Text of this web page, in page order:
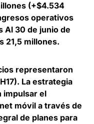
(+$4.534
operativos
Al 30 de junio de
21,5 millones.
representaron
La estrategia
impulsar el
móvil a través de
de planes para